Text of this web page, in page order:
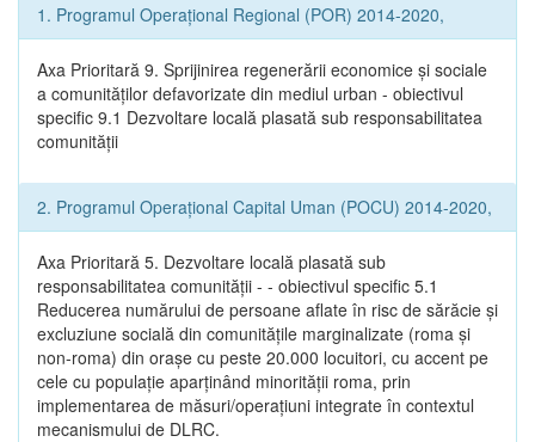
1. Programul Operațional Regional (POR) 2014-2020,
Axa Prioritară 9. Sprijinirea regenerării economice și sociale
a comunităților defavorizate din mediul urban - obiectivul
specific 9.1 Dezvoltare locală plasată sub responsabilitatea
comunității
2. Programul Operațional Capital Uman (POCU) 2014-2020,
Axa Prioritară 5. Dezvoltare locală plasată sub
responsabilitatea comunității - - obiectivul specific 5.1
Reducerea numărului de persoane aflate în risc de sărăcie şi
excluziune socială din comunitățile marginalizate (roma şi
non-roma) din oraşe cu peste 20.000 locuitori, cu accent pe
cele cu populație aparținând minorității roma, prin
implementarea de măsuri/operațiuni integrate în contextul
mecanismului de DLRC.